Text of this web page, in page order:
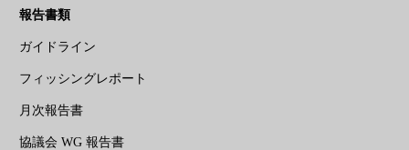
報告書類
ガイドライン
フィッシングレポート
月次報告書
協議会 WG 報告書